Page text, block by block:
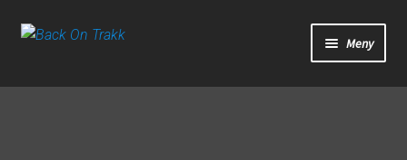
Hoppa
Hoppa
Meny
Start